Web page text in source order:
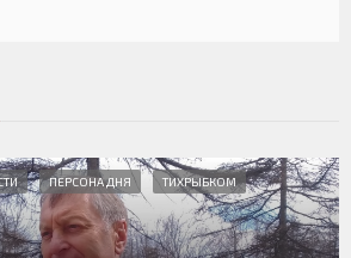
ПЕРСОНА ДНЯ ТИХРЫБКОМ